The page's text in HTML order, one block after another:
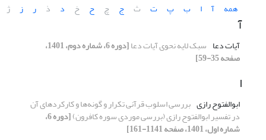
همه
آ ا ب پ ت ث ج چ ح خ د ذ ر ز ژ
آ
آیات دعا سبک لایه نحوی آیات دعا [دوره 6، شماره دوم، 1401،
صفحه 35-59]
ا
ابوالفتوح رازی بررسی اسلوب قرآنی تکرار و گونه‌ها و کارکردهای آن
در تفسیر ابوالفتوح رازی (بررسی موردی سوره کافرون) [دوره 6،
شماره اول، 1401، صفحه 1141-161]